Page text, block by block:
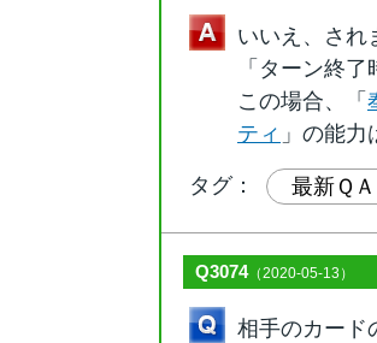
いいえ、され
「ターン終
この場合、「
ティ 」の能
タグ： 最新ＱＡ
Q3074（2020-05-13）
相手のカード